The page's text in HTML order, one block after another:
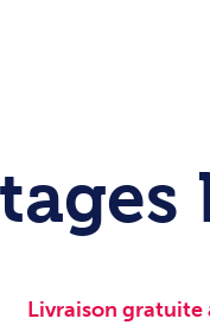
Livraison gratuite